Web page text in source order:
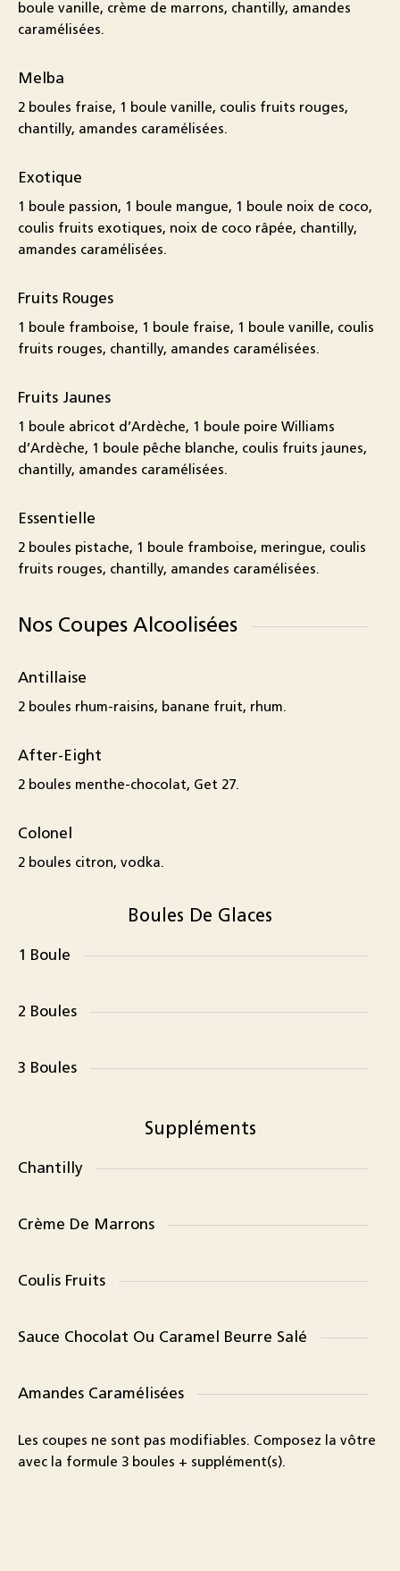
boule vanille, crème de marrons, chantilly, amandes
caramélisées.
Melba
2 boules fraise, 1 boule vanille, coulis fruits rouges,
chantilly, amandes caramélisées.
Exotique
1 boule passion, 1 boule mangue, 1 boule noix de coco,
coulis fruits exotiques, noix de coco râpée, chantilly,
amandes caramélisées.
Fruits Rouges
1 boule framboise, 1 boule fraise, 1 boule vanille, coulis
fruits rouges, chantilly, amandes caramélisées.
Fruits Jaunes
1 boule abricot d’Ardèche, 1 boule poire Williams
d’Ardèche, 1 boule pêche blanche, coulis fruits jaunes,
chantilly, amandes caramélisées.
Essentielle
2 boules pistache, 1 boule framboise, meringue, coulis
fruits rouges, chantilly, amandes caramélisées.
Nos Coupes Alcoolisées
Antillaise
2 boules rhum-raisins, banane fruit, rhum.
After-Eight
2 boules menthe-chocolat, Get 27.
Colonel
2 boules citron, vodka.
Boules De Glaces
1 Boule
2 Boules
3 Boules
Suppléments
Chantilly
Crème De Marrons
Coulis Fruits
Sauce Chocolat Ou Caramel Beurre Salé
Amandes Caramélisées
Les coupes ne sont pas modifiables. Composez la vôtre
avec la formule 3 boules + supplément(s).